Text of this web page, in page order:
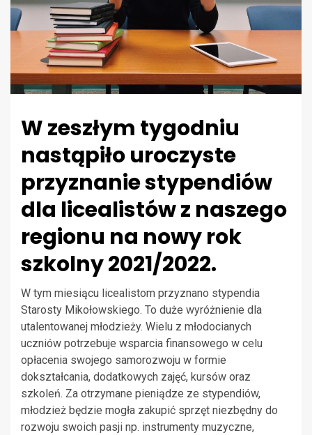
W zeszłym tygodniu
nastąpiło uroczyste
przyznanie stypendiów
dla licealistów z naszego
regionu na nowy rok
szkolny 2021/2022.
W tym miesiącu licealistom przyznano stypendia
Starosty Mikołowskiego. To duże wyróżnienie dla
utalentowanej młodzieży. Wielu z młodocianych
uczniów potrzebuje wsparcia finansowego w celu
opłacenia swojego samorozwoju w formie
dokształcania, dodatkowych zajęć, kursów oraz
szkoleń. Za otrzymane pieniądze ze stypendiów,
młodzież będzie mogła zakupić sprzęt niezbędny do
rozwoju swoich pasji np. instrumenty muzyczne,